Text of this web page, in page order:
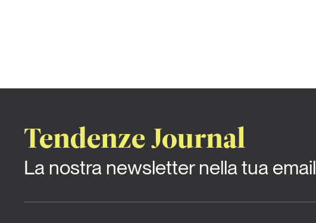
Tendenze Journal
La nostra newsletter nella tua email